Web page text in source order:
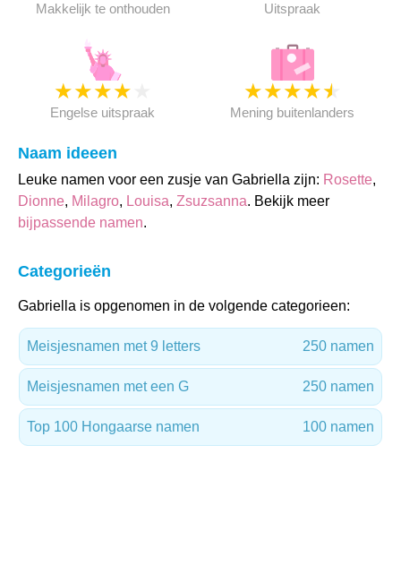
Makkelijk te onthouden Uitspraak
★★★★
Engelse uitspraak
★★★★★
Mening buitenlanders
Naam ideeen
Leuke namen voor een zusje van Gabriella zijn: Rosette,
Dionne, Milagro, Louisa, Zsuzsanna. Bekijk meer
bijpassende namen.
Categorieën
Gabriella is opgenomen in de volgende categorieen:
Meisjesnamen met 9 letters 250 namen
Meisjesnamen met een G 250 namen
Top 100 Hongaarse namen 100 namen